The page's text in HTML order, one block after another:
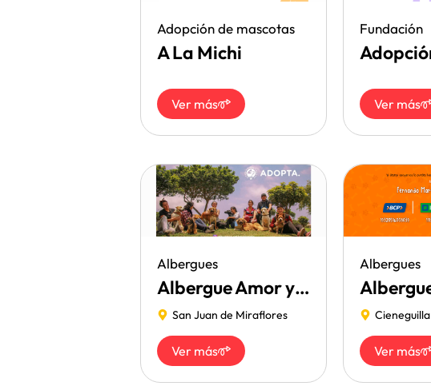
Adopción de mascotas
A La Michi
Ver más
Fundación
Ver más
Albergues
Albergue Amor y Rescate
San Juan de Miraflores
Ver más
Albergues
Cieneguilla
Ver más